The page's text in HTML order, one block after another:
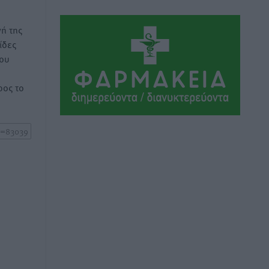
της
το
πριν 3 ώρες
Γ.Σ. Διαγόρας: Στα «κυανέρυθρα» ο
Janni Pembe
Αθλητικά• πριν 4 ώρες